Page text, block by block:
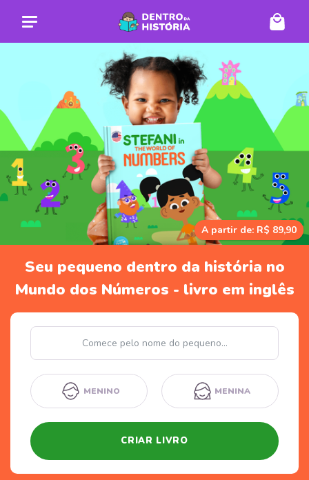
A partir de: R$ 89,90
Seu pequeno dentro da história no
Mundo dos Números - livro em inglês
Nome
MENINO MENINA
CRIAR LIVRO